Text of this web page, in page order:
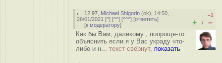
12.97 Michael Shigorin (ok), 14:50,
26/01/2021 [^] [^^] [^^^] [ответить]
[к модератору]
–1
+ / –
Как бы Вам, далёкому , попроще-то
объяснить если я у Вас украду что-
либо и н... текст свёрнут, показать